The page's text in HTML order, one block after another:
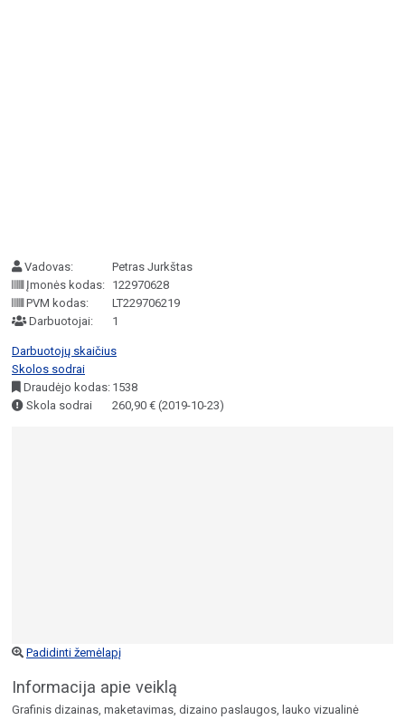
Vadovas:
Petras Jurkštas
Įmonės kodas: 122970628
PVM kodas:
LT229706219
Darbuotojai:
1
Darbuotojų skaičius
Skolos sodrai
Draudėjo kodas: 1538
Skola sodrai
260,90 € (2019-10-23)
Padidinti žemėlapį
Informacija apie veiklą
Grafinis dizainas, maketavimas, dizaino paslaugos, lauko vizualinė